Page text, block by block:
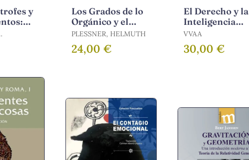
y
Los Grados de lo
Orgánico y el
Hombre
PLESSNER, HELMUTH
24,00 €
El Derecho y la
Inteligencia
Artificial
VVAA
30,00 €